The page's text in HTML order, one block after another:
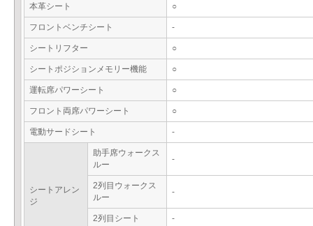
本革シート ○
フロントベンチシート -
シートリフター ○
シートポジションメモリー機能 ○
運転席パワーシート ○
フロント両席パワーシート ○
電動サードシート -
シートアレン
ジ
助手席ウォークス
ルー
-
2列目ウォークス
ルー
-
2列目シート -